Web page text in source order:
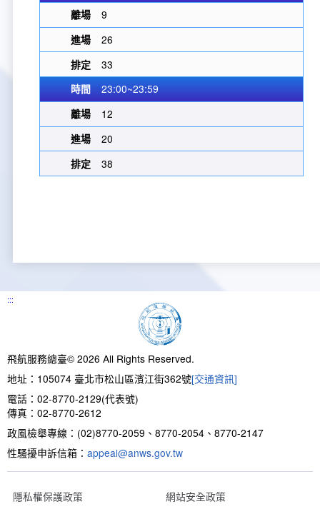
9
26
33
23:00~23:59
12
20
38
:::
飛航服務總臺© 2026 All Rights Reserved.
地址：105074 臺北市松山區濱江街362號[交通資訊]
電話：02-8770-2129(代表號)
傳真：02-8770-2612
政風檢舉專線：(02)8770-2059、8770-2054、8770-2147
性騷擾申訴信箱： appeal@anws.gov.tw
隱私權保護政策
網站安全政策